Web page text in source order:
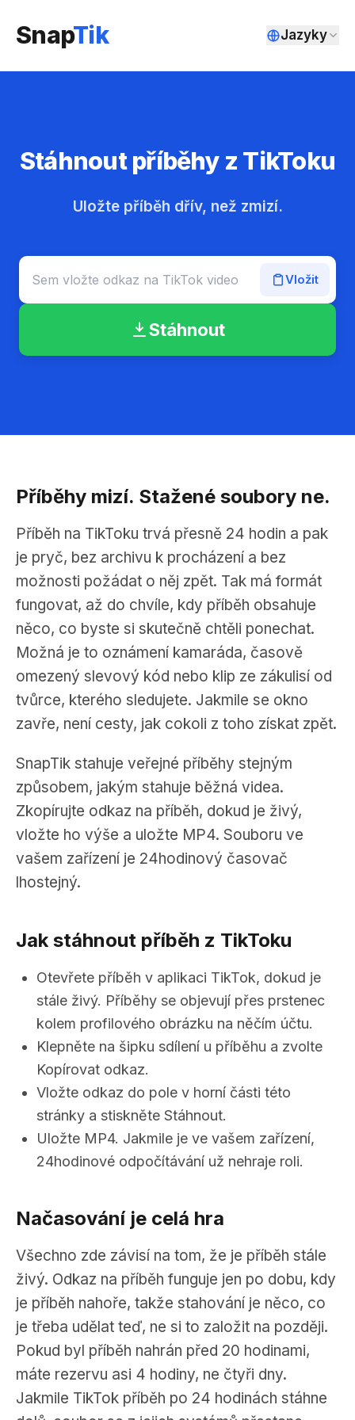
SnapTik Jazyky
Stáhnout příběhy z TikToku
Uložte příběh dřív, než zmizí.
Vložit
Stáhnout
Příběhy mizí. Stažené soubory ne.
Příběh na TikToku trvá přesně 24 hodin a pak
je pryč, bez archivu k procházení a bez
možnosti požádat o něj zpět. Tak má formát
fungovat, až do chvíle, kdy příběh obsahuje
něco, co byste si skutečně chtěli ponechat.
Možná je to oznámení kamaráda, časově
omezený slevový kód nebo klip ze zákulisí od
tvůrce, kterého sledujete. Jakmile se okno
zavře, není cesty, jak cokoli z toho získat zpět.
SnapTik stahuje veřejné příběhy stejným
způsobem, jakým stahuje běžná videa.
Zkopírujte odkaz na příběh, dokud je živý,
vložte ho výše a uložte MP4. Souboru ve
vašem zařízení je 24hodinový časovač
lhostejný.
Jak stáhnout příběh z TikToku
Otevřete příběh v aplikaci TikTok, dokud je
stále živý. Příběhy se objevují přes prstenec
kolem profilového obrázku na něčím účtu.
Klepněte na šipku sdílení u příběhu a zvolte
Kopírovat odkaz.
Vložte odkaz do pole v horní části této
stránky a stiskněte Stáhnout.
Uložte MP4. Jakmile je ve vašem zařízení,
24hodinové odpočítávání už nehraje roli.
Načasování je celá hra
Všechno zde závisí na tom, že je příběh stále
živý. Odkaz na příběh funguje jen po dobu, kdy
je příběh nahoře, takže stahování je něco, co
je třeba udělat teď, ne si to založit na později.
Pokud byl příběh nahrán před 20 hodinami,
máte rezervu asi 4 hodiny, ne čtyři dny.
Jakmile TikTok příběh po 24 hodinách stáhne